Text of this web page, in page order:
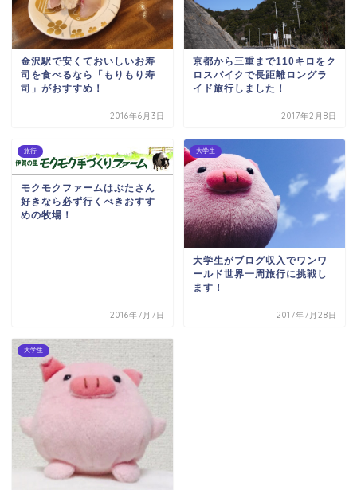
金沢駅で安くておいしいお寿
司を食べるなら「もりもり寿
司」がおすすめ！
2016年6月3日
京都から三重まで110キロをク
ロスバイクで長距離ロングラ
イド旅行しました！
2017年2月8日
旅行
モクモクファームはぶたさん
好きなら必ず行くべきおすす
めの牧場！
2016年7月7日
大学生
大学生がブログ収入でワンワ
ールド世界一周旅行に挑戦し
ます！
2017年7月28日
大学生